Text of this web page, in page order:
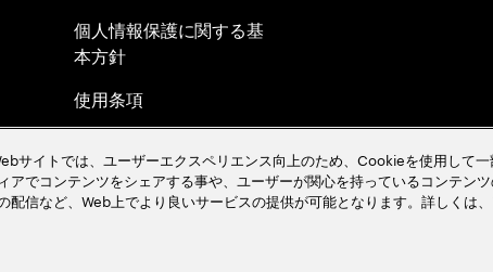
個人情報保護に関する基
本方針
使用条項
アクセシビリティステー
トメント
イトでは、ユーザーエクスペリエンス向上のため、Cookieを使用して一
アでコンテンツをシェアする事や、ユーザーが関心を持っているコンテン
配信など、Web上でより良いサービスの提供が可能となります。詳しくは